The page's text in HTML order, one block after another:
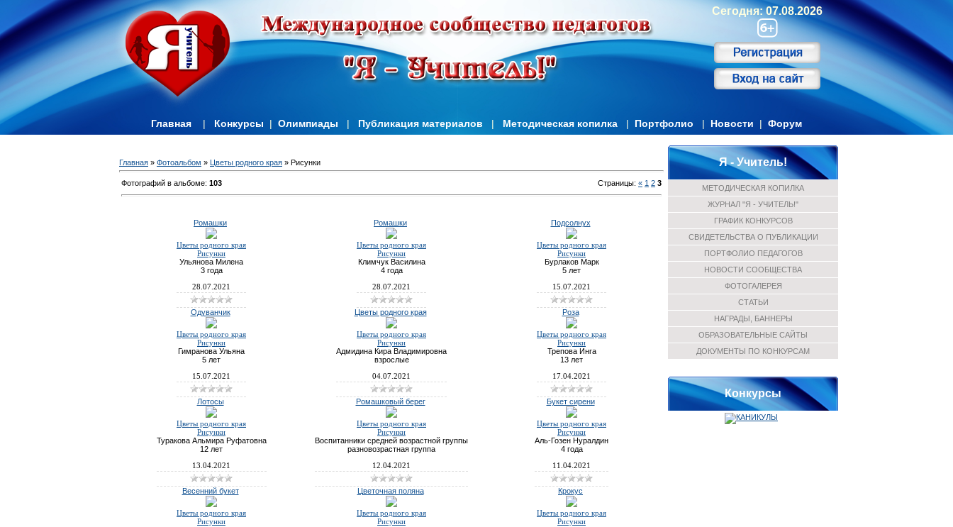
Сегодня: 07.08.2026
Главная | Конкурсы | Олимпиады | Публикация материалов | Методическая копилка | Портфолио | Новости | Форум
Главная » Фотоальбом » Цветы родного края » Рисунки
Фотографий в альбоме: 103 Страницы: « 1 2 3
Ромашки
Цветы родного края
Рисунки
Ульянова Милена
3 года
28.07.2021
Ромашки
Цветы родного края
Рисунки
Климчук Василина
4 года
28.07.2021
Подсолнух
Цветы родного края
Рисунки
Бурлаков Марк
5 лет
15.07.2021
Одуванчик
Цветы родного края
Рисунки
Гимранова Ульяна
5 лет
15.07.2021
Цветы родного края
Цветы родного края
Рисунки
Адмидина Кира Владимировна
взрослые
04.07.2021
Роза
Цветы родного края
Рисунки
Трепова Инга
13 лет
17.04.2021
Лотосы
Цветы родного края
Рисунки
Туракова Альмира Руфатовна
12 лет
13.04.2021
Ромашковый берег
Цветы родного края
Рисунки
Воспитанники средней возрастной группы
разновозрастная группа
12.04.2021
Букет сирени
Цветы родного края
Рисунки
Аль-Гозен Нуралдин
4 года
11.04.2021
Весенний букет
Цветы родного края
Рисунки
Цветочная поляна
Цветы родного края
Рисунки
Крокус
Цветы родного края
Рисунки
Я - Учитель!
МЕТОДИЧЕСКАЯ КОПИЛКА
ЖУРНАЛ "Я - УЧИТЕЛЬ!"
ГРАФИК КОНКУРСОВ
СВИДЕТЕЛЬСТВА О ПУБЛИКАЦИИ
ПОРТФОЛИО ПЕДАГОГОВ
НОВОСТИ СООБЩЕСТВА
ФОТОГАЛЕРЕЯ
СТАТЬИ
НАГРАДЫ, БАННЕРЫ
ОБРАЗОВАТЕЛЬНЫЕ САЙТЫ
ДОКУМЕНТЫ ПО КОНКУРСАМ
Конкурсы